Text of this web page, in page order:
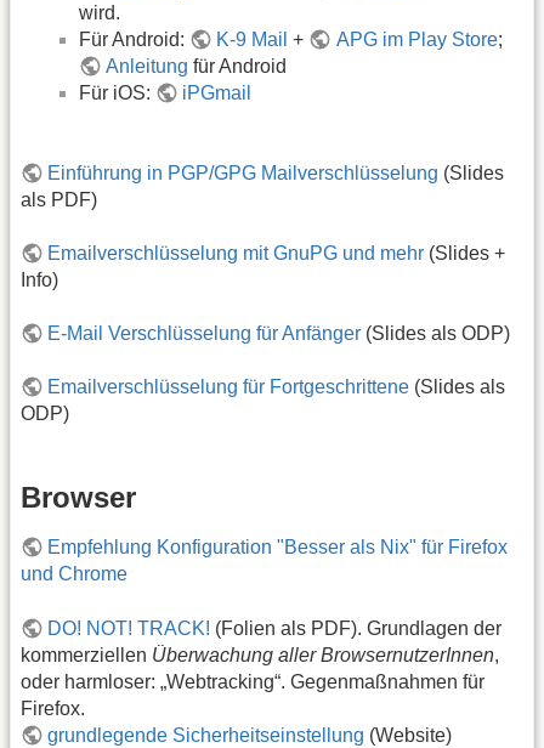
wird.
Für Android:
K-9 Mail + APG im Play Store;
Anleitung für Android
Für iOS:
iPGmail
Einführung in PGP/GPG Mailverschlüsselung (Slides
als PDF)
Emailverschlüsselung mit GnuPG und mehr (Slides +
Info)
E-Mail Verschlüsselung für Anfänger (Slides als ODP)
Emailverschlüsselung für Fortgeschrittene (Slides als
ODP)
Browser
Empfehlung Konfiguration "Besser als Nix" für Firefox
und Chrome
DO! NOT! TRACK! (Folien als PDF). Grundlagen der
kommerziellen Überwachung aller BrowsernutzerInnen,
oder harmloser: „Webtracking“. Gegenmaßnahmen für
Firefox.
grundlegende Sicherheitseinstellung (Website)